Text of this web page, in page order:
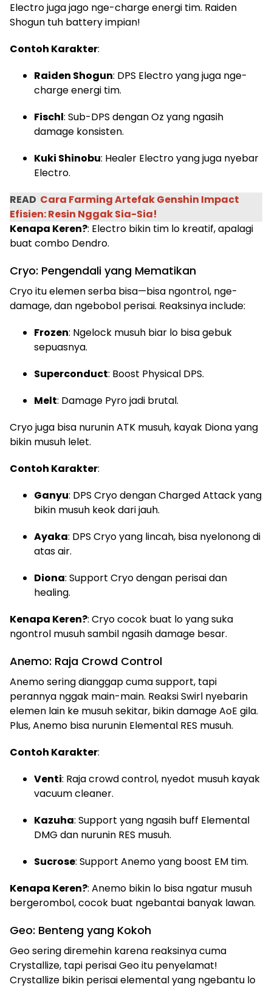
Electro juga jago nge-charge energi tim. Raiden
Shogun tuh battery impian!
Contoh Karakter:
Raiden Shogun: DPS Electro yang juga nge-
charge energi tim.
Fischl: Sub-DPS dengan Oz yang ngasih
damage konsisten.
Kuki Shinobu: Healer Electro yang juga nyebar
Electro.
READ Cara Farming Artefak Genshin Impact
Efisien: Resin Nggak Sia-Sia!
Kenapa Keren?: Electro bikin tim lo kreatif, apalagi
buat combo Dendro.
Cryo: Pengendali yang Mematikan
Cryo itu elemen serba bisa—bisa ngontrol, nge-
damage, dan ngebobol perisai. Reaksinya include:
Frozen: Ngelock musuh biar lo bisa gebuk
sepuasnya.
Superconduct: Boost Physical DPS.
Melt: Damage Pyro jadi brutal.
Cryo juga bisa nurunin ATK musuh, kayak Diona yang
bikin musuh lelet.
Contoh Karakter:
Ganyu: DPS Cryo dengan Charged Attack yang
bikin musuh keok dari jauh.
Ayaka: DPS Cryo yang lincah, bisa nyelonong di
atas air.
Diona: Support Cryo dengan perisai dan
healing.
Kenapa Keren?: Cryo cocok buat lo yang suka
ngontrol musuh sambil ngasih damage besar.
Anemo: Raja Crowd Control
Anemo sering dianggap cuma support, tapi
perannya nggak main-main. Reaksi Swirl nyebarin
elemen lain ke musuh sekitar, bikin damage AoE gila.
Plus, Anemo bisa nurunin Elemental RES musuh.
Contoh Karakter:
Venti: Raja crowd control, nyedot musuh kayak
vacuum cleaner.
Kazuha: Support yang ngasih buff Elemental
DMG dan nurunin RES musuh.
Sucrose: Support Anemo yang boost EM tim.
Kenapa Keren?: Anemo bikin lo bisa ngatur musuh
bergerombol, cocok buat ngebantai banyak lawan.
Geo: Benteng yang Kokoh
Geo sering diremehin karena reaksinya cuma
Crystallize, tapi perisai Geo itu penyelamat!
Crystallize bikin perisai elemental yang ngebantu lo